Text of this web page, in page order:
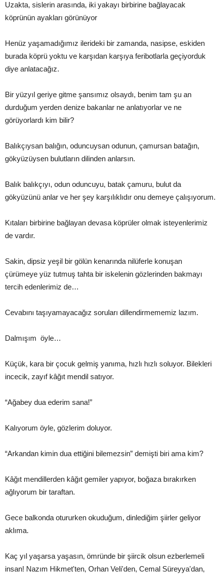
Uzakta, sislerin arasında, iki yakayı birbirine bağlayacak
köprünün ayakları görünüyor
Henüz yaşamadığımız ilerideki bir zamanda, nasipse, eskiden
burada köprü yoktu ve karşıdan karşıya feribotlarla geçiyorduk
diye anlatacağız.
Bir yüzyıl geriye gitme şansımız olsaydı, benim tam şu an
durduğum yerden denize bakanlar ne anlatıyorlar ve ne
görüyorlardı kim bilir?
Balıkçıysan balığın, oduncuysan odunun, çamursan batağın,
gökyüzüysen bulutların dilinden anlarsın.
Balık balıkçıyı, odun oduncuyu, batak çamuru, bulut da
gökyüzünü anlar ve her şey karşılıklıdır onu demeye çalışıyorum.
Kıtaları birbirine bağlayan devasa köprüler olmak isteyenlerimiz
de vardır.
Sakin, dipsiz yeşil bir gölün kenarında nilüferle konuşan
çürümeye yüz tutmuş tahta bir iskelenin gözlerinden bakmayı
tercih edenlerimiz de…
Cevabını taşıyamayacağız soruları dillendirmememiz lazım.
Dalmışım öyle…
Küçük, kara bir çocuk gelmiş yanıma, hızlı hızlı soluyor. Bilekleri
incecik, zayıf kâğıt mendil satıyor.
“Ağabey dua ederim sana!”
Kalıyorum öyle, gözlerim doluyor.
“Arkandan kimin dua ettiğini bilemezsin” demişti biri ama kim?
Kâğıt mendillerden kâğıt gemiler yapıyor, boğaza bırakırken
ağlıyorum bir taraftan.
Gece balkonda otururken okuduğum, dinlediğim şiirler geliyor
aklıma.
Kaç yıl yaşarsa yaşasın, ömründe bir şiircik olsun ezberlemeli
insan! Nazım Hikmet'ten, Orhan Veli'den, Cemal Süreyya'dan,